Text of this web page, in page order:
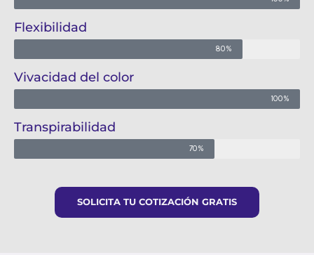
Flexibilidad
80%
Vivacidad del color
100%
Transpirabilidad
70%
SOLICITA TU COTIZACIÓN GRATIS